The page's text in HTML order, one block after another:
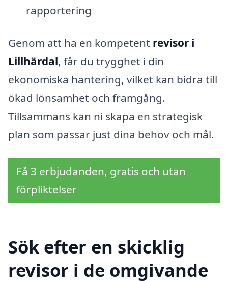
rapportering
Genom att ha en kompetent revisor i
Lillhärdal, får du trygghet i din
ekonomiska hantering, vilket kan bidra till
ökad lönsamhet och framgång.
Tillsammans kan ni skapa en strategisk
plan som passar just dina behov och mål.
Få 3 erbjudanden, gratis och utan
förpliktelser
Sök efter en skicklig
revisor i de omgivande